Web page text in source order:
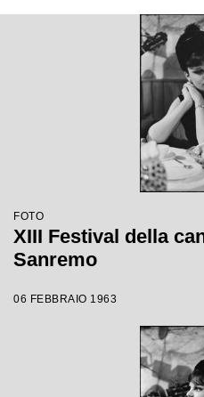
FOTO
XIII Festival della
Sanremo
06 FEBBRAIO 1963